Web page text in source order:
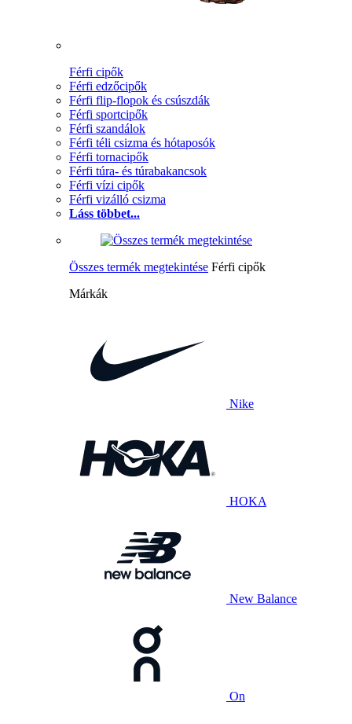
Férfi cipők
Férfi edzőcipők
Férfi flip-flopok és csúszdák
Férfi sportcipők
Férfi szandálok
Férfi téli csizma és hótaposók
Férfi tornacipők
Férfi túra- és túrabakancsok
Férfi vízi cipők
Férfi vizálló csizma
Láss többet...
Összes termék megtekintése Férfi cipők
Márkák
Nike
HOKA
New Balance
On